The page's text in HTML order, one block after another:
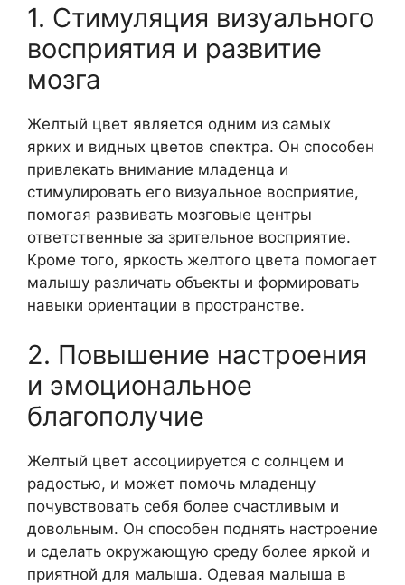
1. Стимуляция визуального
восприятия и развитие
мозга
Желтый цвет является одним из самых
ярких и видных цветов спектра. Он способен
привлекать внимание младенца и
стимулировать его визуальное восприятие,
помогая развивать мозговые центры
ответственные за зрительное восприятие.
Кроме того, яркость желтого цвета помогает
малышу различать объекты и формировать
навыки ориентации в пространстве.
2. Повышение настроения
и эмоциональное
благополучие
Желтый цвет ассоциируется с солнцем и
радостью, и может помочь младенцу
почувствовать себя более счастливым и
довольным. Он способен поднять настроение
и сделать окружающую среду более яркой и
приятной для малыша. Одевая малыша в